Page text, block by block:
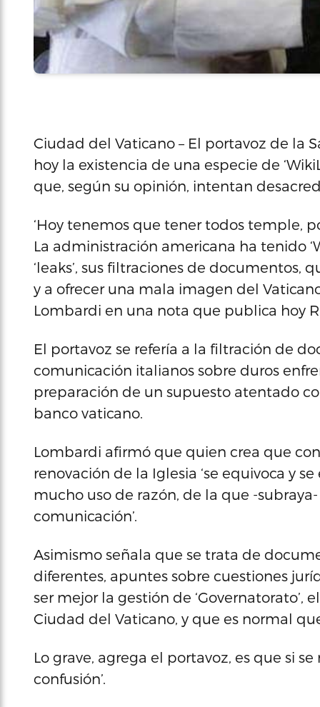
Ciudad del Vaticano – El portavoz de la
hoy la existencia de una especie de
que, según su opinión, intentan
‘Hoy tenemos que tener todos temple,
La administración americana ha tenido
‘leaks’, sus filtraciones de documentos,
y a ofrecer una mala imagen del
Lombardi en una nota que publica hoy
El portavoz se refería a la filtración de
comunicación italianos sobre duros
preparación de un supuesto atentado
banco vaticano.
Lombardi afirmó que quien crea que
renovación de la Iglesia ‘se equivoca y se
mucho uso de razón, de la que -
comunicación’.
Asimismo señala que se trata de
diferentes, apuntes sobre cuestiones
ser mejor la gestión de
Ciudad del Vaticano, y que es normal
Lo grave, agrega el portavoz, es que si
confusión’.